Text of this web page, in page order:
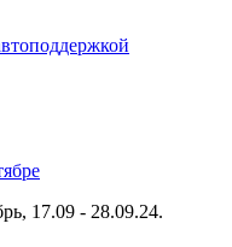
17.09 - 28.09.24.